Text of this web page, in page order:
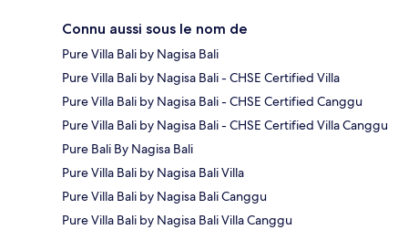
Connu aussi sous le nom de
Pure Villa Bali by Nagisa Bali
Pure Villa Bali by Nagisa Bali - CHSE Certified Villa
Pure Villa Bali by Nagisa Bali - CHSE Certified Canggu
Pure Villa Bali by Nagisa Bali - CHSE Certified Villa Canggu
Pure Bali By Nagisa Bali
Pure Villa Bali by Nagisa Bali Villa
Pure Villa Bali by Nagisa Bali Canggu
Pure Villa Bali by Nagisa Bali Villa Canggu